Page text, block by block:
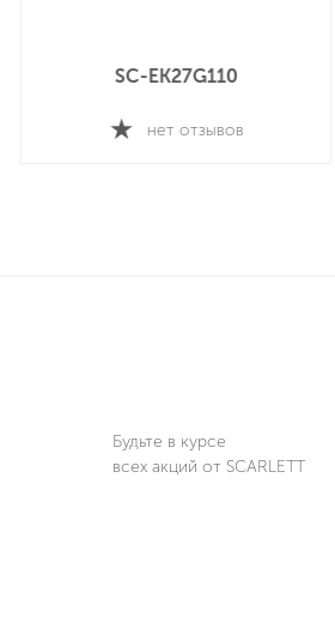
SC-EK21S66 ЧАЙНИК
Будьте в курсе
всех акций от SCARLETT